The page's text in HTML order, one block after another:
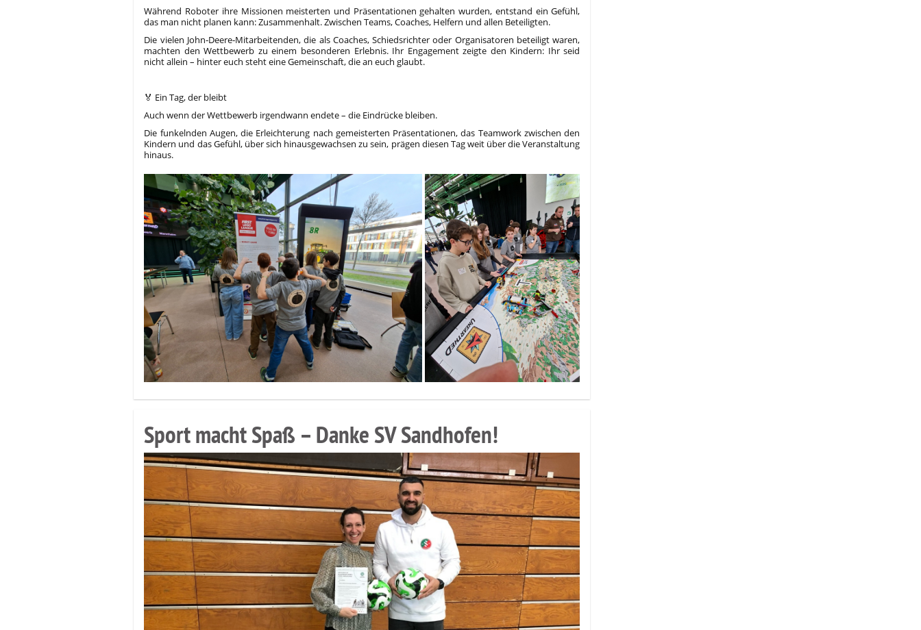
Während Roboter ihre Missionen meisterten und Präsentationen gehalten wurden, entstand ein Gefühl,
das man nicht planen kann: Zusammenhalt. Zwischen Teams, Coaches, Helfern und allen Beteiligten.
Die vielen John‑Deere‑Mitarbeitenden, die als Coaches, Schiedsrichter oder Organisatoren beteiligt waren,
machten den Wettbewerb zu einem besonderen Erlebnis. Ihr Engagement zeigte den Kindern: Ihr seid
nicht allein – hinter euch steht eine Gemeinschaft, die an euch glaubt.
🏅 Ein Tag, der bleibt
Auch wenn der Wettbewerb irgendwann endete – die Eindrücke bleiben.
Die funkelnden Augen, die Erleichterung nach gemeisterten Präsentationen, das Teamwork zwischen den
Kindern und das Gefühl, über sich hinausgewachsen zu sein, prägen diesen Tag weit über die Veranstaltung
hinaus.
Sport macht Spaß – Danke SV Sandhofen!